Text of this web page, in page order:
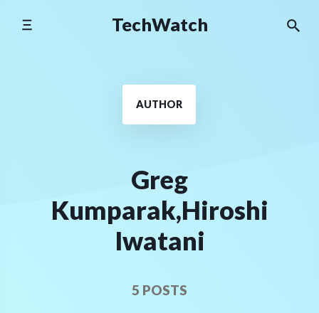
TechWatch
AUTHOR
Greg
Kumparak,Hiroshi
Iwatani
5 POSTS